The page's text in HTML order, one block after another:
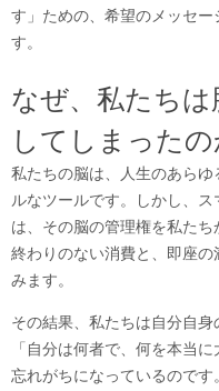
す」ための、希望のメッセ
す。
なぜ、私たち
してしまったの
私たちの脳は、人生のあら
ルなツールです。しかし、
は、その脳の管理権を私た
終わりのない消費と、即座
みます。
その結果、私たちは自分自身
「自分は何者で、何を本当
忘れがちになっているのです